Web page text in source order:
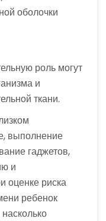
оболочки
роль могут
и
ткани.
выполнение
гаджетов,
и
оценке риска
ребенок